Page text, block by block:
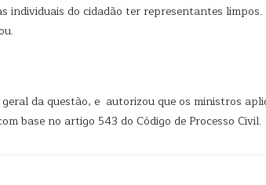
individuais do cidadão ter representantes
da questão, e autorizou que os ministros
base no artigo 543 do Código de Processo Civil.